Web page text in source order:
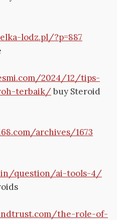
lodz.pl/?p=887
2024/12/tips-
terbaik/buy Steroid
archives/1673
question/ai-tools-4/
the-role-of-